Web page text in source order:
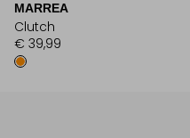
MARREA
Clutch
€ 39,99